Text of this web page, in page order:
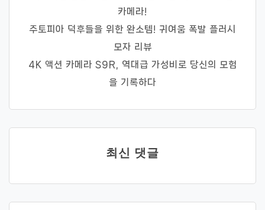
카메라!
주토피아 덕후들을 위한 완소템! 귀여움 폭발 플러시
모자 리뷰
4K 액션 카메라 S9R, 역대급 가성비로 당신의 모험
을 기록하다
최신 댓글